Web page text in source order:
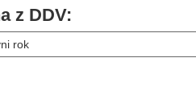
z DDV:
rok